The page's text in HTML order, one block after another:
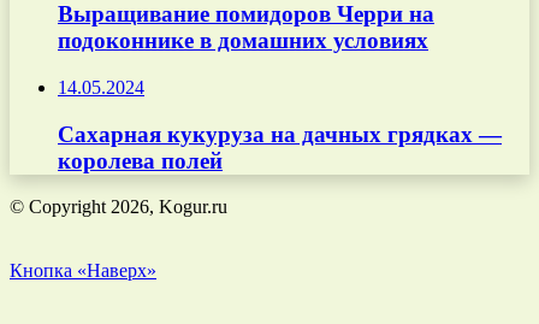
Выращивание помидоров Черри на
подоконнике в домашних условиях
14.05.2024
Сахарная кукуруза на дачных грядках —
королева полей
© Copyright 2026, Kogur.ru
Кнопка «Наверх»